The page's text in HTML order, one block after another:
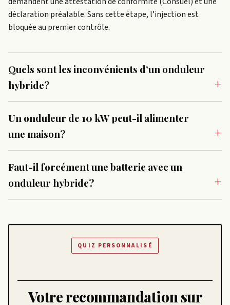
déclaration préalable. Sans cette étape, l’injection est
bloquée au premier contrôle.
Quels sont les inconvénients d’un onduleur
hybride?
Un onduleur de 10 kW peut-il alimenter
une maison?
Faut-il forcément une batterie avec un
onduleur hybride?
QUIZ PERSONNALISÉ
Votre recommandation sur